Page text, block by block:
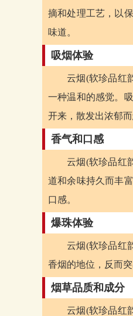
摘和处理工艺，以
味道。
吸烟体验
云烟(软珍品红
一种温和的感觉。
开来，散发出浓郁
香气和口感
云烟(软珍品红
道和余味持久而丰
口感。
爆珠体验
云烟(软珍品红
香烟的地位，反而
烟草品质和成分
云烟(软珍品红